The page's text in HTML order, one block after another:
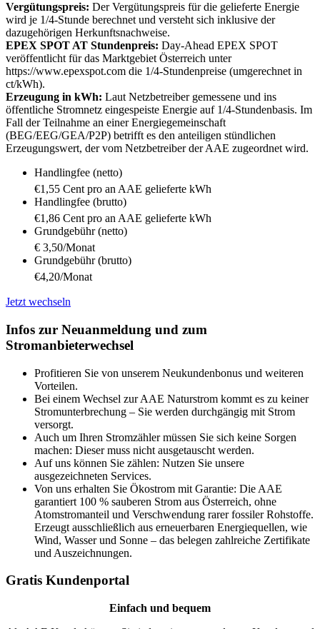
Vergütungspreis: Der Vergütungspreis für die gelieferte Energie
wird je 1/4-Stunde berechnet und versteht sich inklusive der
dazugehörigen Herkunftsnachweise.
EPEX SPOT AT Stundenpreis: Day-Ahead EPEX SPOT
veröffentlicht für das Marktgebiet Österreich unter
https://www.epexspot.com die 1/4-Stundenpreise (umgerechnet in
ct/kWh).
Erzeugung in kWh: Laut Netzbetreiber gemessene und ins
öffentliche Stromnetz eingespeiste Energie auf 1/4-Stundenbasis. Im
Fall der Teilnahme an einer Energiegemeinschaft
(BEG/EEG/GEA/P2P) betrifft es den anteiligen stündlichen
Erzeugungswert, der vom Netzbetreiber der AAE zugeordnet wird.
Handlingfee (netto)
€1,55 Cent pro an AAE gelieferte kWh
Handlingfee (brutto)
€1,86 Cent pro an AAE gelieferte kWh
Grundgebühr (netto)
€ 3,50/Monat
Grundgebühr (brutto)
€4,20/Monat
Jetzt wechseln
Infos zur Neuanmeldung und zum
Stromanbieterwechsel
Profitieren Sie von unserem Neukundenbonus und weiteren
Vorteilen.
Bei einem Wechsel zur AAE Naturstrom kommt es zu keiner
Stromunterbrechung – Sie werden durchgängig mit Strom
versorgt.
Auch um Ihren Stromzähler müssen Sie sich keine Sorgen
machen: Dieser muss nicht ausgetauscht werden.
Auf uns können Sie zählen: Nutzen Sie unsere
ausgezeichneten Services.
Von uns erhalten Sie Ökostrom mit Garantie: Die AAE
garantiert 100 % sauberen Strom aus Österreich, ohne
Atomstromanteil und Verschwendung rarer fossiler Rohstoffe.
Erzeugt ausschließlich aus erneuerbaren Energiequellen, wie
Wind, Wasser und Sonne – das belegen zahlreiche Zertifikate
und Auszeichnungen.
Gratis Kundenportal
Einfach und bequem